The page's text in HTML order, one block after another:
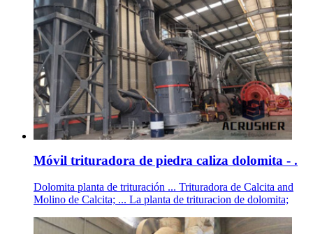
Móvil trituradora de piedra caliza dolomita - .
Dolomita planta de trituración ... Trituradora de Calcita and
Molino de Calcita; ... La planta de trituracion de dolomita;